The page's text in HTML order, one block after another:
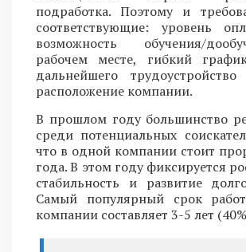
подработка. Поэтому и
соответствующие: уровень
возможность обучения/
рабочем месте, гибкий
дальнейшего
расположение компании.
В прошлом году большинство
среди потенциальных
что в одной компании стоит
года. В этом году фиксируется
стабильность и развитие
Самый популярный срок
компании составляет 3-5 лет